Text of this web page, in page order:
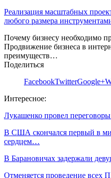
Реализация масштабных
любого размера
Почему бизнесу необходимо
Продвижение бизнеса в
преимуществ…
Поделиться
FacebookTwitterGoogle+
Интересное:
Лукашенко провел
В США скончался первый в
сердцем…
В Барановичах задержали
Отменяется проведение всех